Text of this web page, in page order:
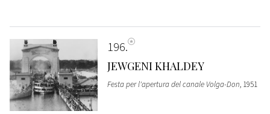
196
JEWGENI KHALDEY
Festa per l'apertura del canale Volga-Don, 1951